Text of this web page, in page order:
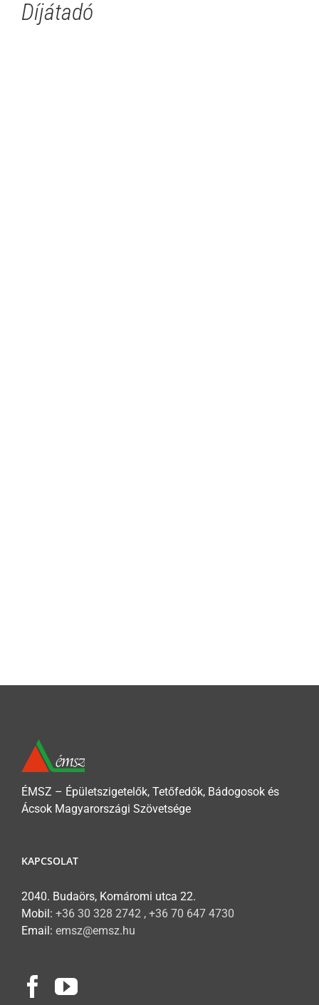
Díjátadó
ÉMSZ – Épületszigetelők, Tetőfedők, Bádogosok és
Ácsok Magyarországi Szövetsége
KAPCSOLAT
2040. Budaörs, Komáromi utca 22.
Mobil: +36 30 328 2742 , +36 70 647 4730
Email: emsz@emsz.hu